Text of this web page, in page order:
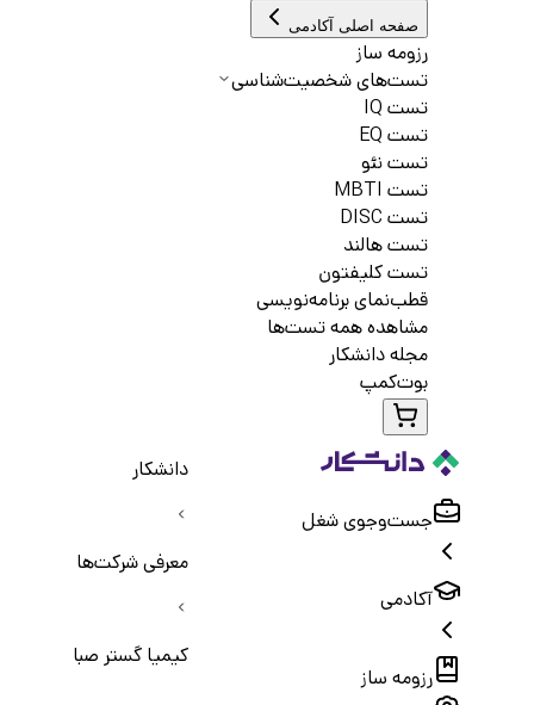
صفحه اصلی آکادمی
رزومه ساز
تست‌های شخصیت‌شناسی
تست IQ
تست EQ
تست نئو
تست MBTI
تست DISC
تست هالند
تست کلیفتون
قطب‌نمای برنامه‌نویسی
مشاهده همه تست‌ها
مجله دانشکار
بوت‌کمپ
جست‌و‌جوی شغل
آکادمی
رزومه ساز
دانشکار
معرفی شرکت‌ها
کیمیا گستر صبا